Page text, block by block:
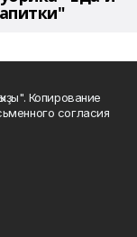
Копирование
согласия